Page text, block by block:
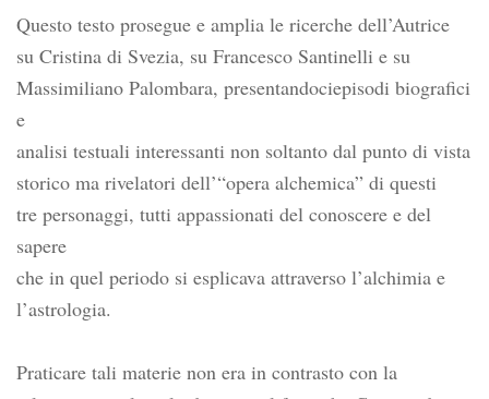
Questo testo prosegue e amplia le ricerche dell’Autrice
su Cristina di Svezia, su Francesco Santinelli e su
Massimiliano Palombara, presentandociepisodi biografici
e
analisi testuali interessanti non soltanto dal punto di vista
storico ma rivelatori dell’“opera alchemica” di questi
tre personaggi, tutti appassionati del conoscere e del
sapere
che in quel periodo si esplicava attraverso l’alchimia e
l’astrologia.
Praticare tali materie non era in contrasto con la